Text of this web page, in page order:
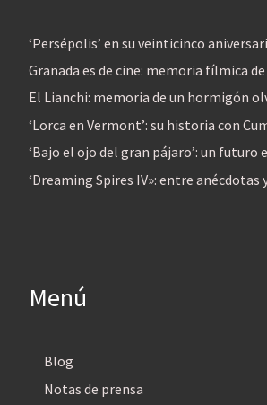
‘Persépolis’ en su veinticinco
Granada es de cine: memoria fílmica
El Lianchi: memoria de un hormigón
‘Lorca en Vermont’: su historia con
‘Bajo el ojo del gran pájaro’: un futuro
‘Dreaming Spires IV»: entre anécdotas
Menú
Blog
Notas de prensa